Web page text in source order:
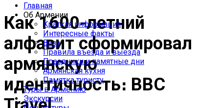
Главная
Об Армении
Краткая информация
Интересные факты
Виза
Правила въезда и выезда
Праздники и памятные дни
Армянская кухня
Памятка туристу
Туры в Армению
Экскурсии
Как 1600-летний
алфавит сформировал
армянскую
идентичность։ BBC